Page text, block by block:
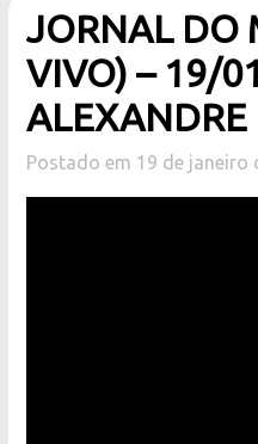
JORNAL DO
VIVO) – 19/
ALEXANDRE
Postado em 19 de janeiro